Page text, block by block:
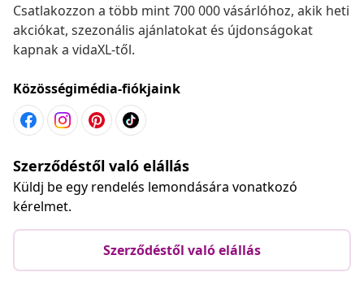
Csatlakozzon a több mint 700 000 vásárlóhoz, akik heti
akciókat, szezonális ajánlatokat és újdonságokat
kapnak a vidaXL-től.
Közösségimédia-fiókjaink
Szerződéstől való elállás
Küldj be egy rendelés lemondására vonatkozó
kérelmet.
Szerződéstől való elállás